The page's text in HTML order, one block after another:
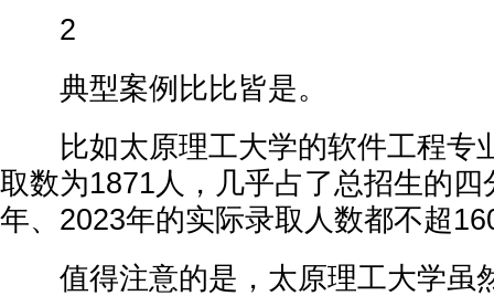
2
典型案例比比皆是。
比如太原理工大学的软件工程专
取数为1871人，几乎占了总招生的四
年、2023年的实际录取人数都不超
值得注意的是，太原理工大学虽